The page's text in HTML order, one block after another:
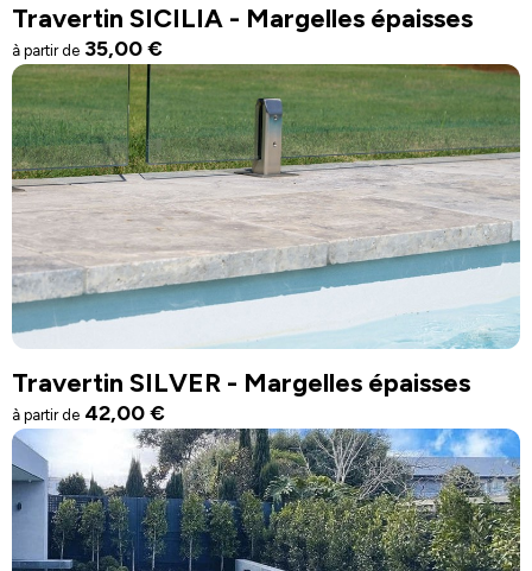
Travertin SICILIA - Margelles épaisses
à partir de 35,00€
Travertin SILVER - Margelles épaisses
à partir de 42,00€